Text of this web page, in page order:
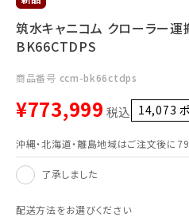
メールでのお問い合わせ
FAXでのご注文
筑水キャニコム クローラー運
BK66CTDPS
商品番号 ccm-bk66ctdps
¥773,999 税込 14,073
沖縄・北海道・離島地域はご注文後に
了承しました
配送方法をお選びください